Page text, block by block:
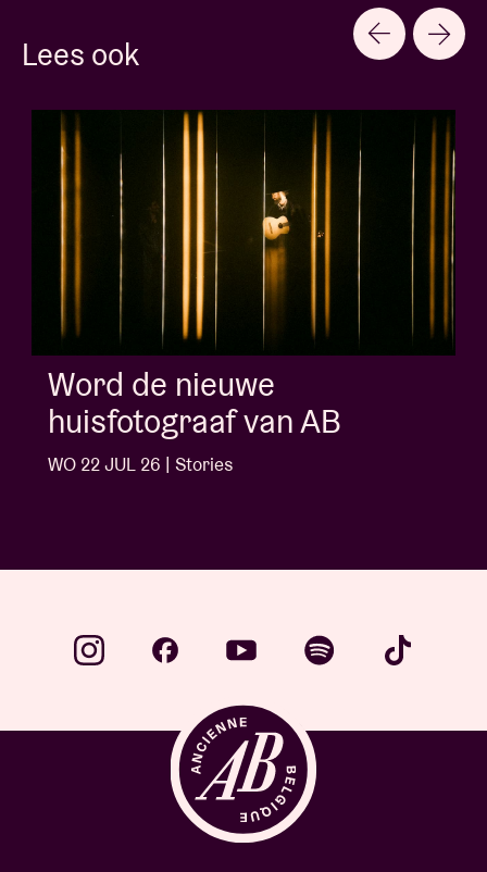
Lees ook
Word de nieuwe
huisfotograaf van AB
WO 22 JUL 26 | Stories